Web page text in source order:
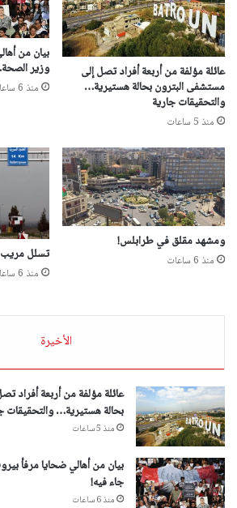
عائلة مؤلفة من أربعة أفراد تصل إلى
مستشفى البترون بحالة هستيرية…
والتحقيقات جارية
منذ 5 ساعات
بيان من
وزير
منذ 6 ساعات
ومشهد مقلق في طرابلس!
منذ 6 ساعات تسلل مريب
منذ 6 ساعات
الأخيرة
عائلة مؤلفة من أربعة أفراد
بحالة هستيرية… والتحقيقات
منذ 5 ساعات
بيان من أهالي ضحايا مرفأ
جاء فيه!
منذ 6 ساعات